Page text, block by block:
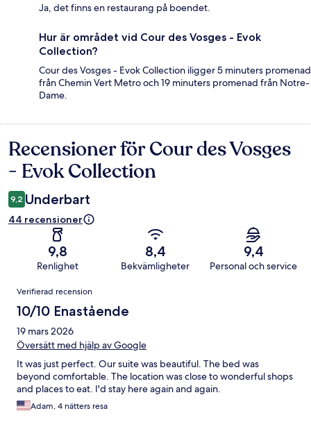
Ja, det finns en restaurang på boendet.
Hur är området vid Cour des Vosges - Evok
Collection?
Cour des Vosges - Evok Collection iligger 5 minuters promenad
från Chemin Vert Metro och 19 minuters promenad från Notre-
Dame.
Recensioner
Recensioner för Cour des Vosges
- Evok Collection
9,2 Underbart
44 recensioner
9,8
Renlighet
8,4
Bekvämligheter
9,4
Personal och service
Recensioner
Verifierad recension
10/10 Enastående
19 mars 2026
Översätt med hjälp av Google
It was just perfect. Our suite was beautiful. The bed was
beyond comfortable. The location was close to wonderful shops
and places to eat. I'd stay here again and again.
Adam, 4 nätters resa